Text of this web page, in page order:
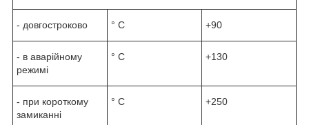
- довгостроково ° С +90
- в аварійному
режимі
° С +130
- при короткому
замиканні
° С +250